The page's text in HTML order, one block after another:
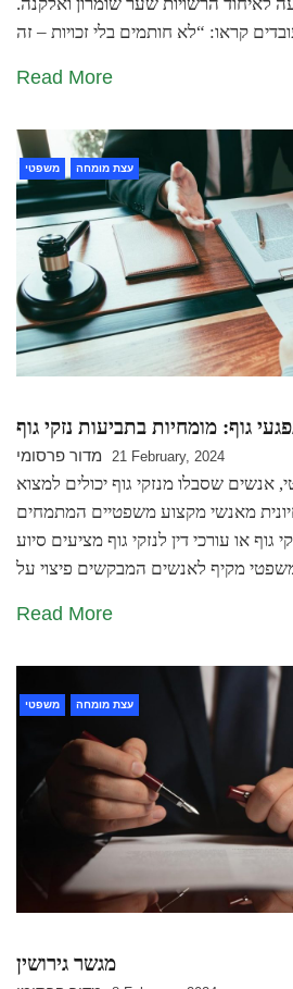
Read More
משפטי עצת מומחה
גוף: מומחיות בתביעות נזקי גוף
מדור פרסומי 21 February, 2024
אנשים שסבלו מנזקי גוף יכולים למצוא
מאנשי מקצוע משפטיים המתמחים
גוף או עורכי דין לנזקי גוף מציעים סיוע
Read More
משפטי עצת מומחה
מגשר גירושין